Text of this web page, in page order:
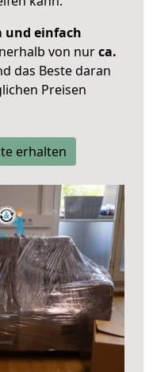
und einfach
von nurca.
das Beste daran
Preisen
erhalten